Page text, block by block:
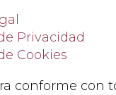
Privacidad
Cookies
conforme con